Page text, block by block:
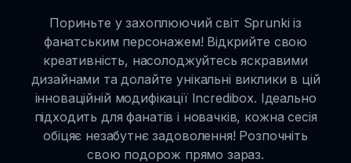
Пориньте у захоплюючий світ Sprunki із
фанатським персонажем! Відкрийте свою
креативність, насолоджуйтесь яскравими
дизайнами та долайте унікальні виклики в цій
інноваційній модифікації Incredibox. Ідеально
підходить для фанатів і новачків, кожна сесія
обіцяє незабутнє задоволення! Розпочніть
свою подорож прямо зараз.